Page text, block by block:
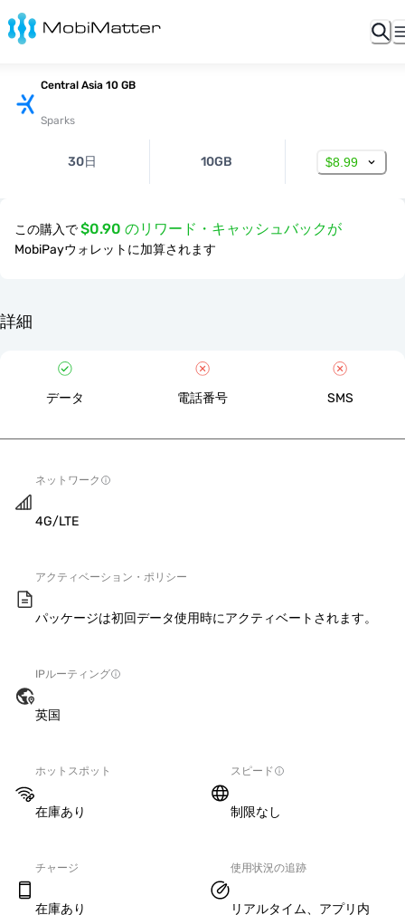
Central Asia 10 GB
Sparks
30日 10GB $8.99
この購入で$0.90 のリワード・キャッシュバックが
MobiPayウォレットに加算されます
詳細
データ 電話番号 SMS
ネットワーク
4G/LTE
アクティベーション・ポリシー
パッケージは初回データ使用時にアクティベートされます。
IPルーティング
英国
ホットスポット
在庫あり
スピード
制限なし
チャージ
在庫あり
使用状況の追跡
リアルタイム、アプリ内